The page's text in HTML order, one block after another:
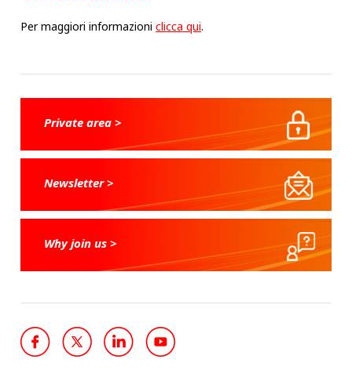
Per maggiori informazioniclicca qui.
Private area >
Newsletter >
Why join us >